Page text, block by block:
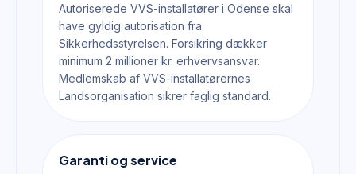
Autoriserede VVS-installatører i Odense skal
have gyldig autorisation fra
Sikkerhedsstyrelsen. Forsikring dækker
minimum 2 millioner kr. erhvervsansvar.
Medlemskab af VVS-installatørernes
Landsorganisation sikrer faglig standard.
Garanti og service